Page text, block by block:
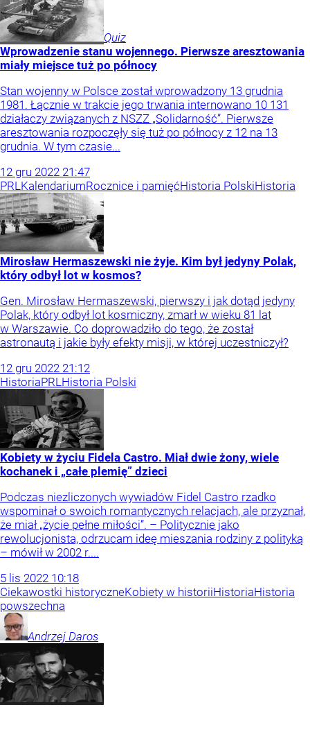
Quiz
Wprowadzenie stanu wojennego. Pierwsze aresztowania
miały miejsce tuż po północy
Stan wojenny w Polsce został wprowadzony 13 grudnia
1981. Łącznie w trakcie jego trwania internowano 10 131
działaczy związanych z NSZZ „Solidarność”. Pierwsze
aresztowania rozpoczęły się tuż po północy z 12 na 13
grudnia. W tym czasie...
12 gru 2022 21:47
PRLKalendariumRocznice i pamięćHistoria PolskiHistoria
Mirosław Hermaszewski nie żyje. Kim był jedyny Polak,
który odbył lot w kosmos?
Gen. Mirosław Hermaszewski, pierwszy i jak dotąd jedyny
Polak, który odbył lot kosmiczny, zmarł w wieku 81 lat
w Warszawie. Co doprowadziło do tego, że został
astronautą i jakie były efekty misji, w której uczestniczył?
12 gru 2022 21:12
HistoriaPRLHistoria Polski
Kobiety w życiu Fidela Castro. Miał dwie żony, wiele
kochanek i „całe plemię” dzieci
Podczas niezliczonych wywiadów Fidel Castro rzadko
wspominał o swoich romantycznych relacjach, ale przyznał,
że miał „życie pełne miłości”. – Politycznie jako
rewolucjonista, odrzucam ideę mieszania rodziny z polityką
– mówił w 2002 r....
5 lis 2022 10:18
Ciekawostki historyczneKobiety w historiiHistoriaHistoria
powszechna
Andrzej Daros